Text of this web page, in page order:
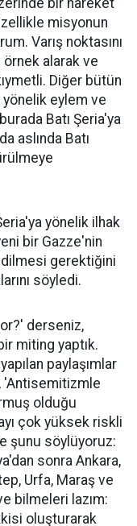
misyonun
Varış noktasını
örnek alarak ve
Diğer bütün
yönelik eylem ve
Batı Şeria'ya
aslında Batı
yönelik ilhak
bir Gazze'nin
gerektiğini
söyledi.
derseniz,
miting yaptık.
paylaşımlar
'Antisemitizmle
olduğu
çok yüksek riskli
şunu söylüyoruz:
sonra Ankara,
Urfa, Maraş ve
bilmeleri lazım:
oluşturarak